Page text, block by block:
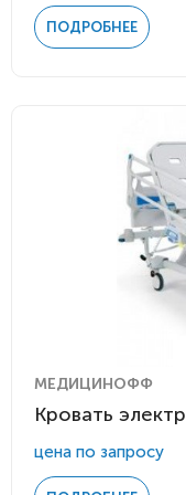
ПОДРОБНЕЕ
МЕДИЦИНОФФ
Кровать
цена по запросу